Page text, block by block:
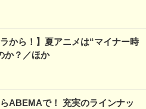
ラから！】夏アニメは“マイナー時
か？／ほか
ABEMAで！ 充実のラインナッ